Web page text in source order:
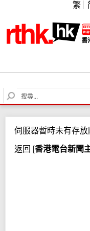
繁
S
e
c
h
伺服器暫時未有存放
返回 [香港電台新聞